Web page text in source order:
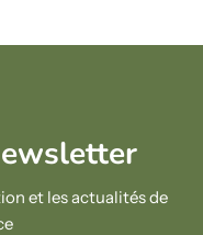
et les actualités de